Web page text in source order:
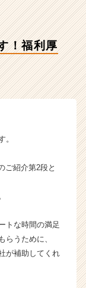
！福利厚
。
ご紹介第2段と
トな時間の満足
らうために、
が補助してくれ